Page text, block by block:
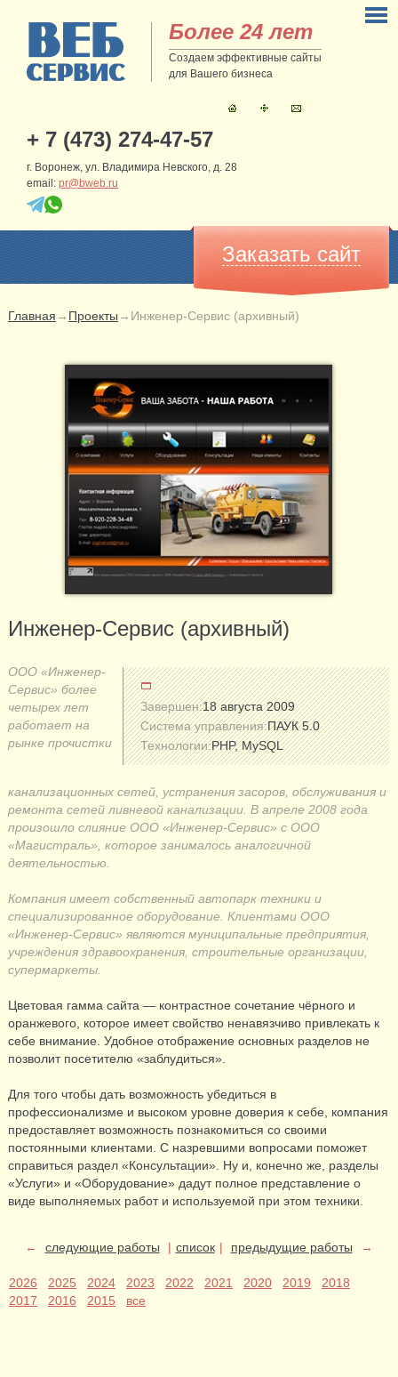
Более 24 лет
Создаем эффективные сайты
для Вашего бизнеса
+ 7 (473) 274-47-57
г. Воронеж, ул. Владимира Невского, д. 28
email: pr@bweb.ru
Заказать сайт
Главная → Проекты → Инженер-Сервис (архивный)
Инженер-Сервис (архивный)
Завершен:18 августа 2009
Система управления:ПАУК 5.0
Технологии:PHP, MySQL
ООО «Инженер-
Сервис» более
четырех лет
работает на
рынке прочистки
канализационных сетей, устранения засоров, обслуживания и
ремонта сетей ливневой канализации. В апреле 2008 года
произошло слияние ООО «Инженер-Сервис» с ООО
«Магистраль», которое занималось аналогичной
деятельностью.
Компания имеет собственный автопарк техники и
специализированное оборудование. Клиентами ООО
«Инженер-Сервис» являются муниципальные предприятия,
учреждения здравоохранения, строительные организации,
супермаркеты.
Цветовая гамма сайта — контрастное сочетание чёрного и
оранжевого, которое имеет свойство ненавязчиво привлекать к
себе внимание. Удобное отображение основных разделов не
позволит посетителю «заблудиться».
Для того чтобы дать возможность убедиться в
профессионализме и высоком уровне доверия к себе, компания
предоставляет возможность познакомиться со своими
постоянными клиентами. С назревшими вопросами поможет
справиться раздел «Консультации». Ну и, конечно же, разделы
«Услуги» и «Оборудование» дадут полное представление о
виде выполняемых работ и используемой при этом техники.
← следующие работы | список | предыдущие работы →
2026 2025 2024 2023 2022 2021 2020 2019
2018
2017
2016 2015 все